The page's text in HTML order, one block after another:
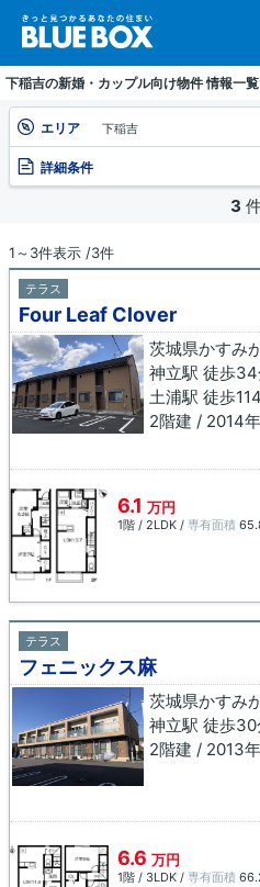
下稲吉の新婚・カップル向け物件 情報一覧
エリア 下稲吉
詳細条件
3
1～3件表示 /3件
テラス
Four Leaf Clover
茨城県かすみ
神立駅 徒歩34
土浦駅 徒歩
2階建 / 2014
6.1 万円
1階 / 2LDK / 専有面積
テラス
フェニックス麻
茨城県かすみ
神立駅 徒歩30
2階建 / 2013
6.6 万円
1階 / 3LDK / 専有面積